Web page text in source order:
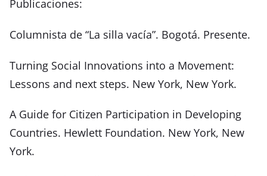
Publicaciones:
Columnista de “La silla vacía”. Bogotá. Presente.
Turning Social Innovations into a Movement:
Lessons and next steps. New York, New York.
A Guide for Citizen Participation in Developing
Countries. Hewlett Foundation. New York, New
York.